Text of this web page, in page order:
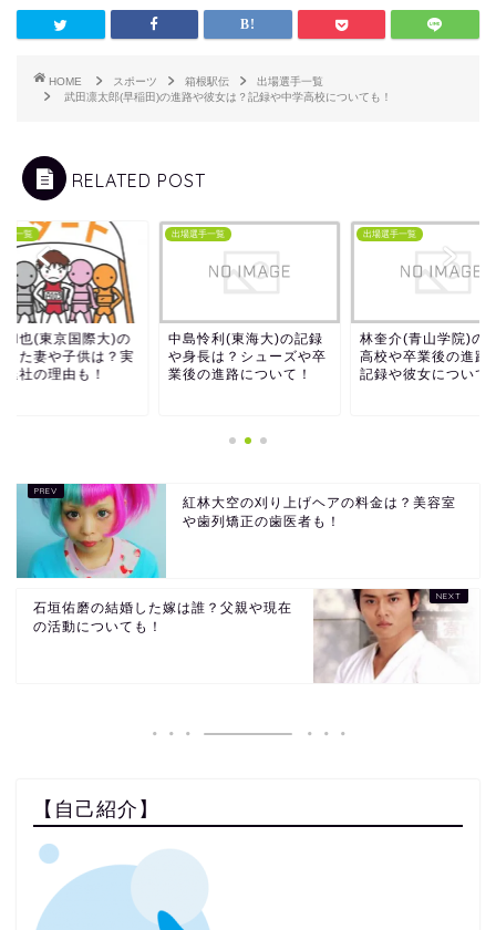
HOME スポーツ 箱根駅伝
出場選手一覧
武田凛太郎(早稲田)の進路や彼女は？記録や中学高校についても！
RELATED POST
手一覧
和也(東京国際大)の
した妻や子供は？実
退社の理由も！
出場選手一覧
中島怜利(東海大)の記録
や身長は？シューズや卒
業後の進路について！
出場選手一覧
林奎介(青山学院)の
高校や卒業後の進路
記録や彼女について
紅林大空の刈り上げヘアの料金は？美容室
や歯列矯正の歯医者も！
石垣佑磨の結婚した嫁は誰？父親や現在
の活動についても！
【自己紹介】